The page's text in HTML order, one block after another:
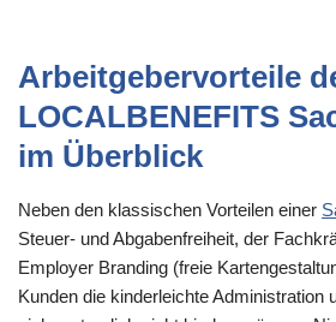
Arbeitgebervorteile
LOCALBENEFITS
im Überblick
Neben den klassischen Vorteilen einer
Steuer- und Abgabenfreiheit, der
Employer Branding (freie
Kunden die kinderleichte Administration